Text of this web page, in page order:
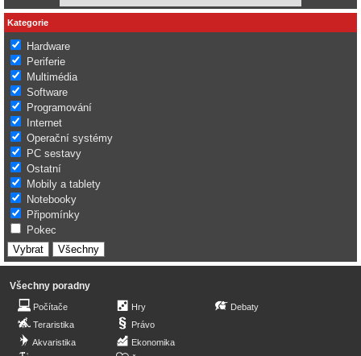
Kategorie
Hardware
Periferie
Multimédia
Software
Programování
Internet
Operační systémy
PC sestavy
Ostatní
Mobily a tablety
Notebooky
Připomínky
Pokec
Všechny poradny
Počítače
Teraristika
Akvaristika
Hry
Právo
Ekonomika
Debaty